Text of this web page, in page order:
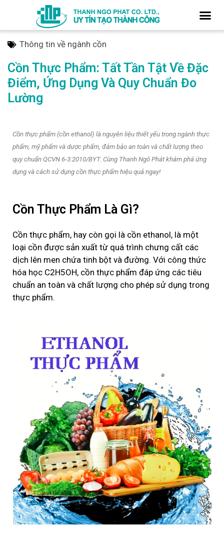
Thông tin về ngành cồn
Cồn Thực Phẩm: Tất Tần Tật Về Đặc
Điểm, Ứng Dụng Và Quy Chuẩn Đo
Lường
Cồn thực phẩm (cồn ethanol) là nguyên liệu thiết yếu trong ngành thực
phẩm, mỹ phẩm và dược phẩm, đảm bảo an toàn và chất lượng theo
quy chuẩn QCVN 6-3:2010/BYT. Cùng Thanh Ngô Phát khám phá ứng
dụng và cách sử dụng cồn thực phẩm hiệu quả ngay!
Cồn Thực Phẩm Là Gì?
Cồn thực phẩm, hay còn gọi là cồn ethanol, là một
loại cồn được sản xuất từ quá trình chưng cất các
dịch lên men chứa tinh bột và đường. Với công thức
hóa học C2H5OH, cồn thực phẩm đáp ứng các tiêu
chuẩn an toàn và chất lượng cho phép sử dụng trong
thực phẩm.